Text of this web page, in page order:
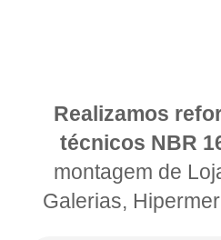
Realizamos
técnicos NBR
montagem de
Galerias,